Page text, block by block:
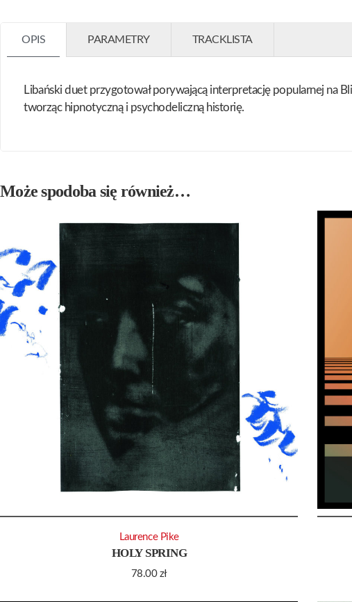
OPIS PARAMETRY TRACKLISTA
Libański duet przygotował porywającą interpretację popularnej na
tworząc hipnotyczną i psychodeliczną historię.
Może spodoba się również…
HOLY SPRING
78.00 zł
Laurence Pike